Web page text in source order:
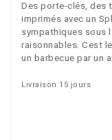
Des porte-clés, des
imprimés avec un
sympathiques sous
raisonnables. Cest
un barbecue par un
Livraison 15 jours